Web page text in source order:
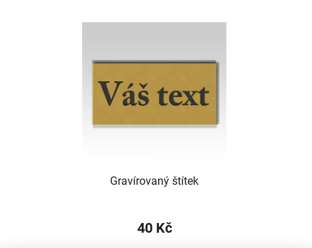
Gravírovaný štítek
40 Kč